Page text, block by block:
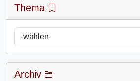
Thema
Archiv